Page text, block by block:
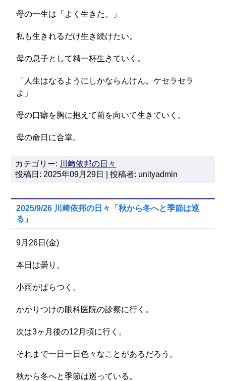
母の一生は「よく生きた。」
私も生きれるだけ生き続けたい。
母の息子として精一杯生きていく。
「人生はなるようにしかならんけん。ケセラセラ
よ」
母の口癖を胸に抱えて前を向いて生きていく。
母の命日に合掌。
カテゴリー: 川﨑依邦の日々
投稿日: 2025年09月29日 | 投稿者: unityadmin
2025/9/26 川﨑依邦の日々「秋から冬へと季節は巡
る」
9月26日(金)
本日は曇り。
小雨がぱらつく。
かかりつけの眼科医院の診察に行く。
次は3ヶ月後の12月頃に行く。
それまで一日一日色々なことがあるだろう。
秋から冬へと季節は巡っている。